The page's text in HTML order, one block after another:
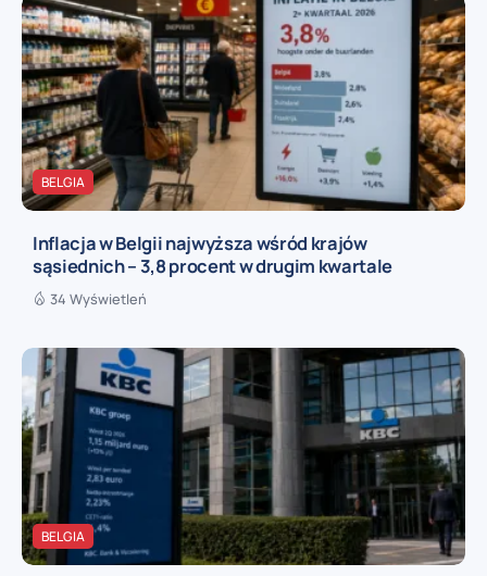
BELGIA
Inflacja w Belgii najwyższa wśród krajów
sąsiednich – 3,8 procent w drugim kwartale
34 Wyświetleń
BELGIA